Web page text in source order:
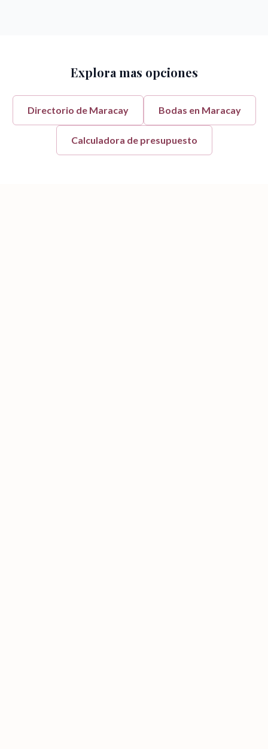
Explora mas opciones
Directorio de Maracay Bodas en Maracay
Calculadora de presupuesto